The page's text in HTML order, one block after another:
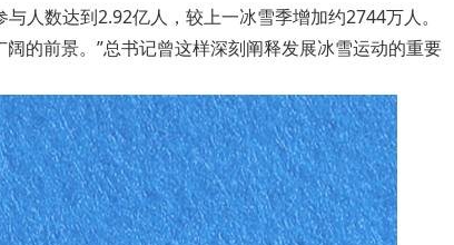
数达到2.92亿人，较上一冰雪季增加约2744万人。
的前景。”总书记曾这样深刻阐释发展冰雪运动的重要